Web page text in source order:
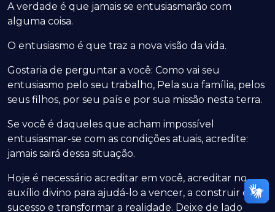
A verdade é que jamais se entusiasmarão com
alguma coisa.
O entusiasmo é que traz a nova visão da vida.
Gostaria de perguntar a você: Como vai seu
entusiasmo pelo seu trabalho, Pela sua família, pelos
seus filhos, por seu país e por sua missão nesta terra.
Se você é daqueles que acham impossível
entusiasmar-se com as condições atuais, acredite:
jamais sairá dessa situação.
Hoje é necessário acreditar em você, acreditar no
auxílio divino para ajudá-lo a vencer, a construir o
sucesso e transformar a realidade. Deixe de lado